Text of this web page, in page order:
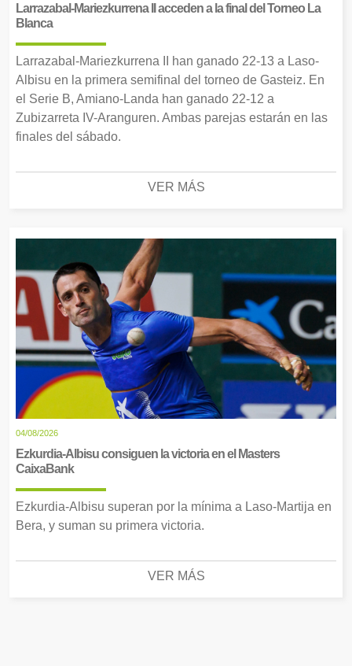
Larrazabal-Mariezkurrena II acceden a la final del Torneo La
Blanca
Larrazabal-Mariezkurrena II han ganado 22-13 a Laso-
Albisu en la primera semifinal del torneo de Gasteiz. En
el Serie B, Amiano-Landa han ganado 22-12 a
Zubizarreta IV-Aranguren. Ambas parejas estarán en las
finales del sábado.
VER MÁS
04/08/2026
Ezkurdia-Albisu consiguen la victoria en el Masters
CaixaBank
Ezkurdia-Albisu superan por la mínima a Laso-Martija en
Bera, y suman su primera victoria.
VER MÁS